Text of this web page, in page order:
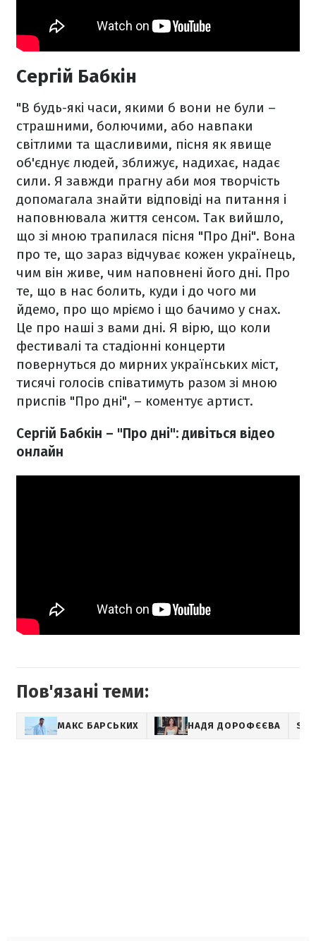
Сергій Бабкін
"В будь-які часи, якими б вони не були –
страшними, болючими, або навпаки
світлими та щасливими, пісня як явище
об'єднує людей, зближує, надихає, надає
сили. Я завжди прагну аби моя творчість
допомагала знайти відповіді на питання і
наповнювала життя сенсом. Так вийшло,
що зі мною трапилася пісня "Про Дні". Вона
про те, що зараз відчуває кожен українець,
чим він живе, чим наповнені його дні. Про
те, що в нас болить, куди і до чого ми
йдемо, про що мріємо і що бачимо у снах.
Це про наші з вами дні. Я вірю, що коли
фестивалі та стадіонні концерти
повернуться до мирних українських міст,
тисячі голосів співатимуть разом зі мною
приспів "Про дні", – коментує артист.
Сергій Бабкін – "Про дні": дивіться відео
онлайн
Пов'язані теми:
МАКС БАРСЬКИХ НАДЯ ДОРОФЄЄВА